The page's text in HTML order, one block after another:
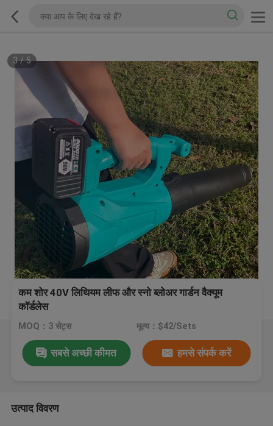
3/5
कम शोर 40V लिथियम लीफ और स्नो ब्लोअर गार्डन वैक्यूम
कॉर्डलेस
MOQ：3 सेट्स मूल्य：$42/Sets
सबसे अच्छी कीमत हमसे संपर्क करें
उत्पाद विवरण